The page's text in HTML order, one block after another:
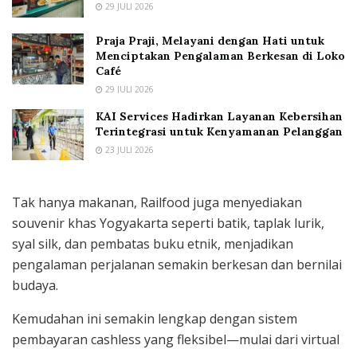
29 JULI 2026
Praja Praji, Melayani dengan Hati untuk
Menciptakan Pengalaman Berkesan di Loko
Café
29 JULI 2026
KAI Services Hadirkan Layanan Kebersihan
Terintegrasi untuk Kenyamanan Pelanggan
23 JULI 2026
Tak hanya makanan, Railfood juga menyediakan
souvenir khas Yogyakarta seperti batik, taplak lurik,
syal silk, dan pembatas buku etnik, menjadikan
pengalaman perjalanan semakin berkesan dan bernilai
budaya.
Kemudahan ini semakin lengkap dengan sistem
pembayaran cashless yang fleksibel—mulai dari virtual